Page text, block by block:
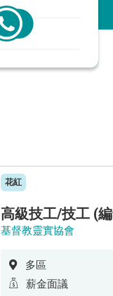
花紅
基督教靈實協會
多區
薪金面議